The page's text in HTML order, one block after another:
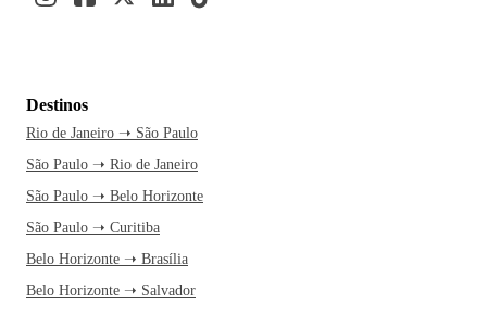
se no fim do século 20 e o nome da cidade foi inspirado,
de Maringá chama atenção. Suas ruas com ares europeus
são muito arborizadas e bonitas por si só, são um convite
para um passeio. A cidade tem alguns pontos turísticos
conhecidos, como a Catedral de Maringá e, principalmente,
seus parques. Alguns deles, por exemplo, são o famoso
Japão.
Destinos
Rio de Janeiro ➝ São Paulo
São Paulo ➝ Rio de Janeiro
São Paulo ➝ Belo Horizonte
São Paulo ➝ Curitiba
Belo Horizonte ➝ Brasília
Belo Horizonte ➝ Salvador